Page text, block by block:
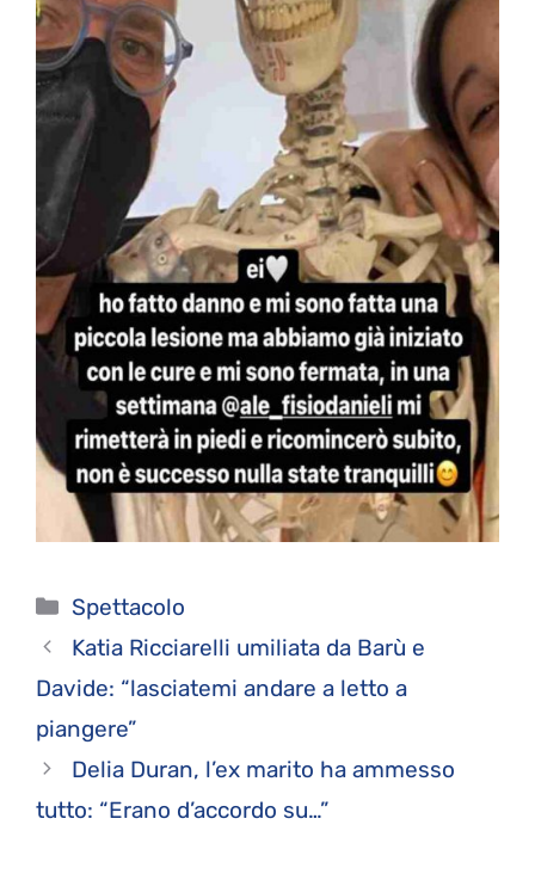
Categorie
Spettacolo
Katia Ricciarelli umiliata da Barù e
Davide: “lasciatemi andare a letto a
piangere”
Delia Duran, l’ex marito ha ammesso
tutto: “Erano d’accordo su…”